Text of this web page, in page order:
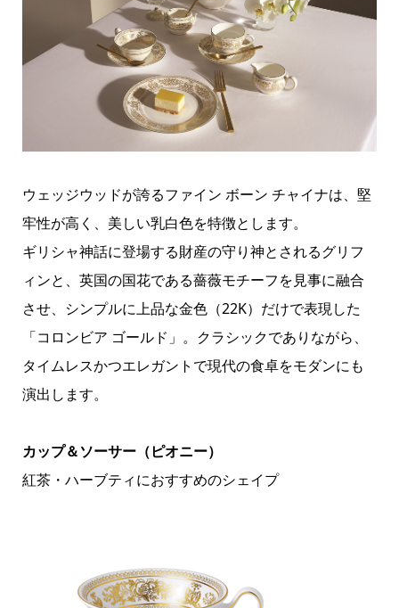
ウェッジウッドが誇るファイン ボーン チャイナは、堅
牢性が高く、美しい乳白色を特徴とします。
ギリシャ神話に登場する財産の守り神とされるグリフ
ィンと、英国の国花である薔薇モチーフを見事に融合
させ、シンプルに上品な金色（22K）だけで表現した
「コロンビア ゴールド」。クラシックでありながら、
タイムレスかつエレガントで現代の食卓をモダンにも
演出します。
カップ＆ソーサー（ピオニー）
紅茶・ハーブティにおすすめのシェイプ